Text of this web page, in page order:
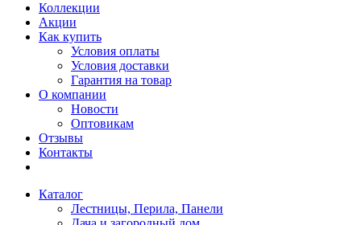
Коллекции
Акции
Как купить
Условия оплаты
Условия доставки
Гарантия на товар
О компании
Новости
Оптовикам
Отзывы
Контакты
Каталог
Лестницы, Перила, Панели